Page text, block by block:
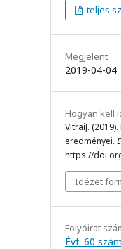
teljes
Megjelent
2019-04-04
Hogyan kell
VitraiJ.
eredményei.
https://
Idézet
Folyóirat
Évf. 60